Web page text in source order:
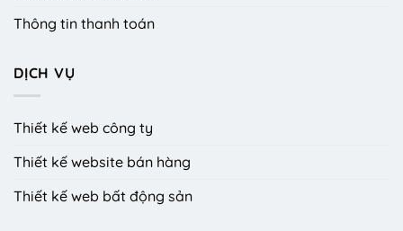
Thông tin thanh toán
DỊCH VỤ
Thiết kế web công ty
Thiết kế website bán hàng
Thiết kế web bất động sản